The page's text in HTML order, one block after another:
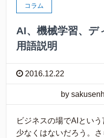
コラム
AI、機械学習、
用語説明
2016.12.22
by
ビジネスの場でAIとい
少なくはないだろう。